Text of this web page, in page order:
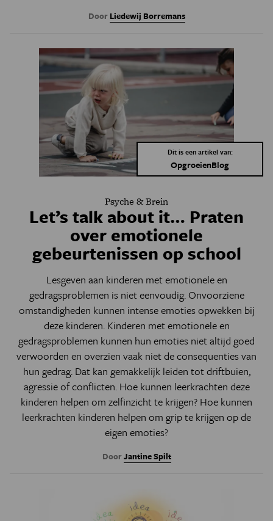
Door Liedewij Borremans
Dit is een artikel van:
OpgroeienBlog
Psyche & Brein
Let’s talk about it… Praten
over emotionele
gebeurtenissen op school
Lesgeven aan kinderen met emotionele en
gedragsproblemen is niet eenvoudig. Onvoorziene
omstandigheden kunnen intense emoties opwekken bij
deze kinderen. Kinderen met emotionele en
gedragsproblemen kunnen hun emoties niet altijd goed
verwoorden en overzien vaak niet de consequenties van
hun gedrag. Dat kan gemakkelijk leiden tot driftbuien,
agressie of conflicten. Hoe kunnen leerkrachten deze
kinderen helpen om zelfinzicht te krijgen? Hoe kunnen
leerkrachten kinderen helpen om grip te krijgen op de
eigen emoties?
DoorJantine Spilt